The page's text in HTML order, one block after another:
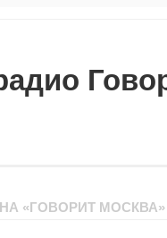
«ГОВОРИТ МОСКВА»